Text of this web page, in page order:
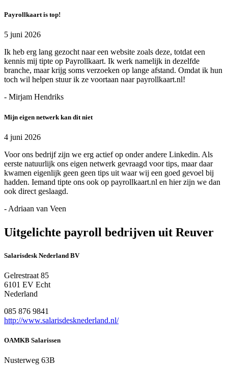
Payrollkaart is top!
5 juni 2026
Ik heb erg lang gezocht naar een website zoals deze, totdat een
kennis mij tipte op Payrollkaart. Ik werk namelijk in dezelfde
branche, maar krijg soms verzoeken op lange afstand. Omdat ik hun
toch wil helpen stuur ik ze voortaan naar payrollkaart.nl!
- Mirjam Hendriks
Mijn eigen netwerk kan dit niet
4 juni 2026
Voor ons bedrijf zijn we erg actief op onder andere Linkedin. Als
eerste natuurlijk ons eigen netwerk gevraagd voor tips, maar daar
kwamen eigenlijk geen geen tips uit waar wij een goed gevoel bij
hadden. Iemand tipte ons ook op payrollkaart.nl en hier zijn we dan
ook direct geslaagd.
- Adriaan van Veen
Uitgelichte payroll bedrijven uit Reuver
Salarisdesk Nederland BV
Gelrestraat 85
6101 EV Echt
Nederland
085 876 9841
http://www.salarisdesknederland.nl/
OAMKB Salarissen
Nusterweg 63B